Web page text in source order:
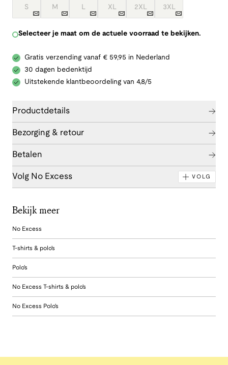
S M L XL 2XL 3XL
Selecteer je maat om de actuele voorraad te bekijken.
Gratis verzending vanaf € 59,95 in Nederland
30 dagen bedenktijd
Uitstekende klantbeoordeling van 4,8/5
Productdetails
Bezorging & retour
Betalen
Volg No Excess VOLG
Bekijk meer
No Excess
T-shirts & polo's
Polo's
No Excess T-shirts & polo's
No Excess Polo's